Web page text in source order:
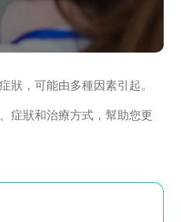
狀，可能由多種因素引起。
症狀和治療方式，幫助您更